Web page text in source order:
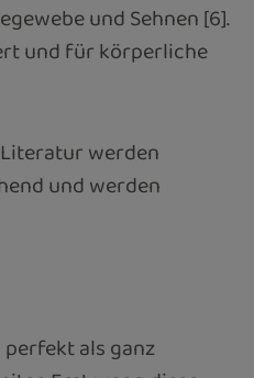
und Sehnen [6].
und für körperliche
werden
und werden
als ganz